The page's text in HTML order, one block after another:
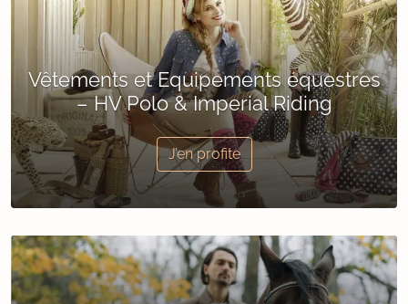
Vêtements et Equipements équestres
– HV Polo & Imperial Riding
J’en profite